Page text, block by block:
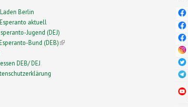
Berlin
aktuell
Jugend (DEJ)
Bund (DEB)(link is external)
DEB/ DEJ